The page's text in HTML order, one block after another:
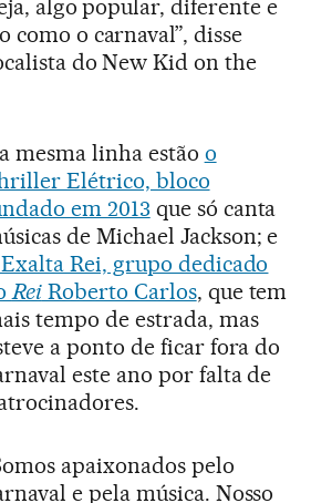
algo popular, diferente e
como o carnaval”, disse
do New Kid on the
mesma linha estão o
Elétrico, bloco
em 2013que só canta
de Michael Jackson; e
Rei, grupo dedicado
ReiRoberto Carlos, que tem
tempo de estrada, mas
a ponto de ficar fora do
este ano por falta de
apaixonados pelo
e pela música. Nosso